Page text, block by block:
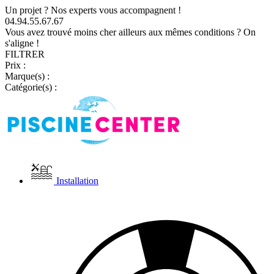
Un projet ? Nos experts vous accompagnent !
04.94.55.67.67
Vous avez trouvé moins cher ailleurs aux mêmes conditions ? On
s'aligne !
FILTRER
Prix :
Marque(s) :
Catégorie(s) :
Installation